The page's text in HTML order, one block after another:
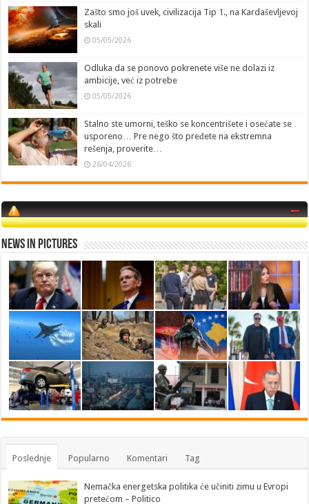
Zašto smo još uvek, civilizacija Tip 1., na Kardaševljevoj
skali
05/05/2026
Odluka da se ponovo pokrenete više ne dolazi iz
ambicije, već iz potrebe
05/05/2026
Stalno ste umorni, teško se koncentrišete i osećate se
usporeno… Pre nego što pređete na ekstremna
rešenja, proverite…
26/04/2026
News in Pictures
Poslednje Popularno Komentari Tag
Nemačka energetska politika će učiniti zimu u Evropi
pretećom – Politico